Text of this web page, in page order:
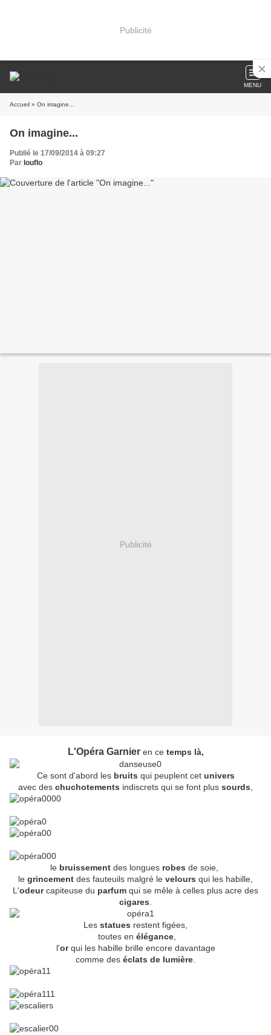
Publicité
MENU
Accueil » On imagine...
On imagine...
Publié le 17/09/2014 à 09:27
Par louflo
Publicité
L'Opéra Garnieren ce temps là,
Ce sont d'abord lesbruits qui peuplent cet univers
avec des chuchotements indiscrets qui se font plus sourds
le bruissement des longues robes de soie,
le grincement des fauteuils malgré le velours qui les habille,
L'odeurcapiteuse du parfum qui se mêle à celles plus acre des
cigares
Les statues restent figées,
toutes en élégance,
l'orqui les habille brille encore davantage
comme des éclats de lumière